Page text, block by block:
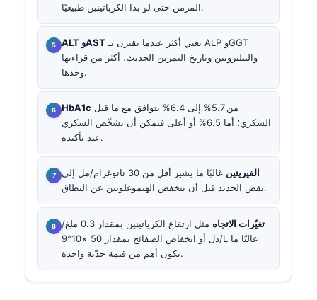
المزمن حتى لو بدا الكرياتينين طبيعيًا.
ALT وAST
والبيليروبين وتاريخ التمرين الحديث، أكثر من قراءتها
وحدها.
HbA1c
السكري؛ أما 6.5% أو أعلى فيمكن أن يشخّص السكري
عند تأكيده.
الفيريتين
غالبًا ما يشير أقل من 30 نانوغرام/مل إلى
نقص الحديد قبل أن ينخفض الهيموغلوبين عن النطاق.
تغيّرات الاتجاه
مثل ارتفاع الكرياتينين بمقدار 0.3 ملغ/
دل أو انخفاض الصفائح بمقدار 50 ×10^9/L غالبًا ما
تكون أهم من قيمة حدّية واحدة.